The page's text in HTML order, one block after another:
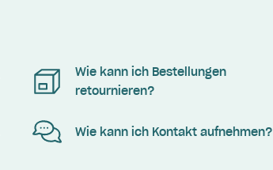
Wie kann ich Bestellungen
retournieren?
Wie kann ich Kontakt aufnehmen?